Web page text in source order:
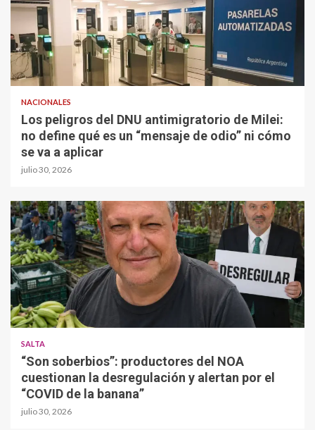
NACIONALES
Los peligros del DNU antimigratorio de Milei:
no define qué es un “mensaje de odio” ni cómo
se va a aplicar
julio 30, 2026
SALTA
“Son soberbios”: productores del NOA
cuestionan la desregulación y alertan por el
“COVID de la banana”
julio 30, 2026